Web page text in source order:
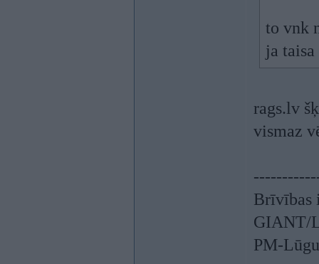
to vnk
ja
rags.lv
vismaz
Brīvības
GIANT/
PM-